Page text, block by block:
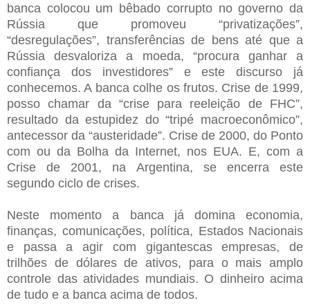
banca colocou um bêbado corrupto no governo da
Rússia que promoveu “privatizações”,
“desregulações”, transferências de bens até que a
Rússia desvaloriza a moeda, “procura ganhar a
confiança dos investidores” e este discurso já
conhecemos. A banca colhe os frutos. Crise de 1999,
posso chamar da “crise para reeleição de FHC”,
resultado da estupidez do “tripé macroeconômico”,
antecessor da “austeridade”. Crise de 2000, do Ponto
com ou da Bolha da Internet, nos EUA. E, com a
Crise de 2001, na Argentina, se encerra este
segundo ciclo de crises.
Neste momento a banca já domina economia,
finanças, comunicações, política, Estados Nacionais
e passa a agir com gigantescas empresas, de
trilhões de dólares de ativos, para o mais amplo
controle das atividades mundiais. O dinheiro acima
de tudo e a banca acima de todos.